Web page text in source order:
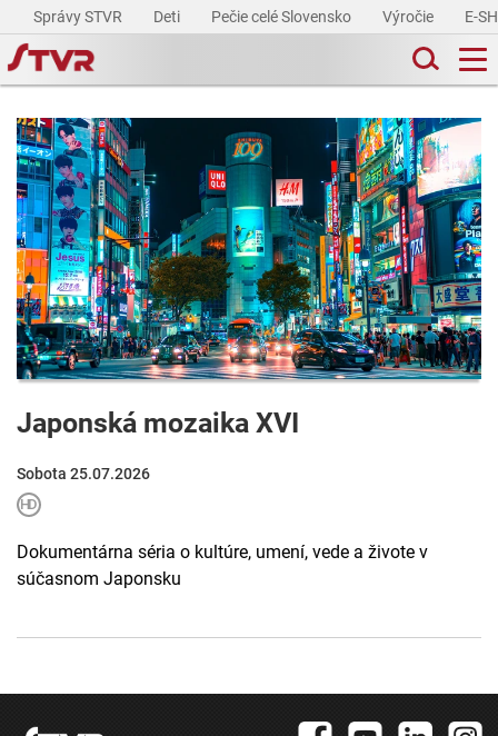
Správy STVR Deti Pečie celé Slovensko Výročie E-
Japonská mozaika XVI
Sobota 25.07.2026
Dokumentárna séria o kultúre, umení, vede a živote v
súčasnom Japonsku